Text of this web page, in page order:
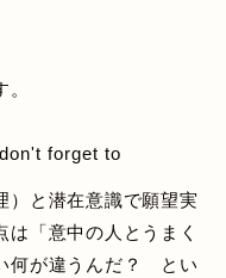
forget to
）と潜在意識で願望実
「意中の人とうまく
何が違うんだ？ とい